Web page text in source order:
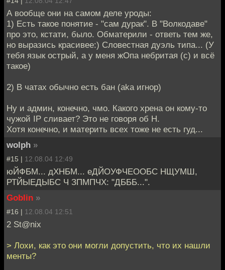
А вообще они на самом деле уроды:
1) Есть такое понятие - "сам дурак". В "Волкодаве"
про это, кстати, было. Обматерили - ответь тем же,
но выразись красивее:) Словестная дуэль типа... (У
тебя язык острый, а у меня жОпа небритая (c) и всё
такое)
2) В чатах обычно есть бан (аkа игнор)
Ну и админ, конечно, чмо. Какого хрена он кому-то
чужой IP сливает? Это не говоря об Н.
Хотя конечно, и материть всех тоже не есть гуд...
wolph »
#15 | 12.08.04 12:49
юЙФБМ... дХНБМ... еДЙОУФЧЕООБС НЩУМШ,
РТЙЫЕДЫБС Ч ЗПМПЧХ: "ДБББ...".
Goblin »
#16 | 12.08.04 12:51
2 St@nix
> Лохи, как это они могли допустить, что их нашли
менты?